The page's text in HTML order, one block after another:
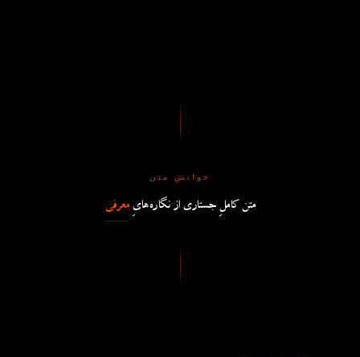
خوانشِ متن
متن کاملِ جستاری از نگاره‌هایِ معرفی